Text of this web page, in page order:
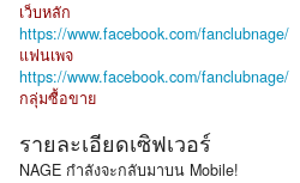
เว็บหลัก
https://www.facebook.com/fanclubnage/
แฟนเพจ
https://www.facebook.com/fanclubnage/
กลุ่มซื้อขาย
รายละเอียดเซิฟเวอร์
NAGE กำลังจะกลับมาบน Mobile!